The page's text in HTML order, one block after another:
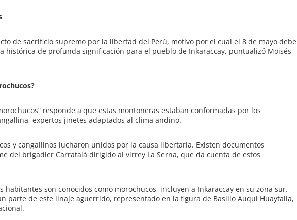
de sacrificio supremo por la libertad del Perú, motivo por el cual el 8 de mayo debe
histórica de profunda significación para el pueblo de Inkaraccay, puntualizó Moisés
responde a que estas montoneras estaban conformadas por los
expertos jinetes adaptados al clima andino.
y cangallinos lucharon unidos por la causa libertaria. Existen documentos
del brigadier Carratalá dirigido al virrey La Serna, que da cuenta de estos
habitantes son conocidos como morochucos, incluyen a Inkaraccay en su zona sur.
parte de este linaje aguerrido, representado en la figura de Basilio Auqui Huaytalla,